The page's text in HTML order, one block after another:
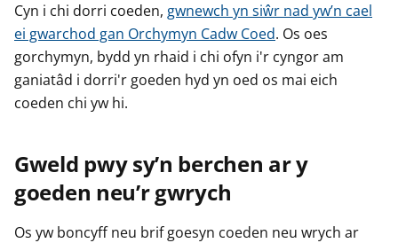
g
y
f
e
r
g
y
f
e
r
g
y
f
e
Cyn i chi dorri coeden, gwnewch yn siŵr nad yw’n cael
ei gwarchod gan Orchymyn Cadw Coed. Os oes
gorchymyn, bydd yn rhaid i chi ofyn i'r cyngor am
ganiatâd i dorri'r goeden hyd yn oed os mai eich
coeden chi yw hi.
Gweld pwy sy’n berchen ar y
goeden neu’r gwrych
Os yw boncyff neu brif goesyn coeden neu wrych ar